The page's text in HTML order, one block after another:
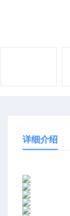
详细介绍